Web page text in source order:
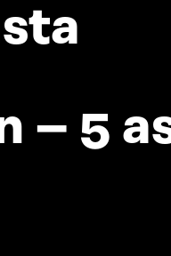
– 5